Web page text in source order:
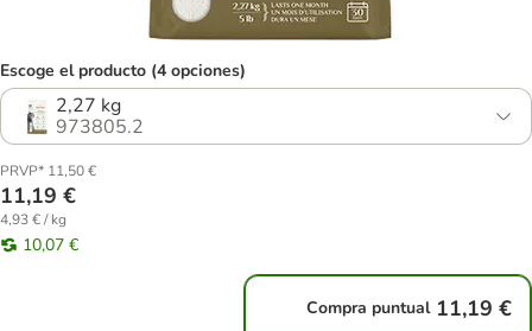
Escoge el producto (4 opciones)
2,27 kg
973805.2
PRVP* 11,50 €
11,19 €
4,93 € / kg
10,07 €
Compra puntual 11,19 €